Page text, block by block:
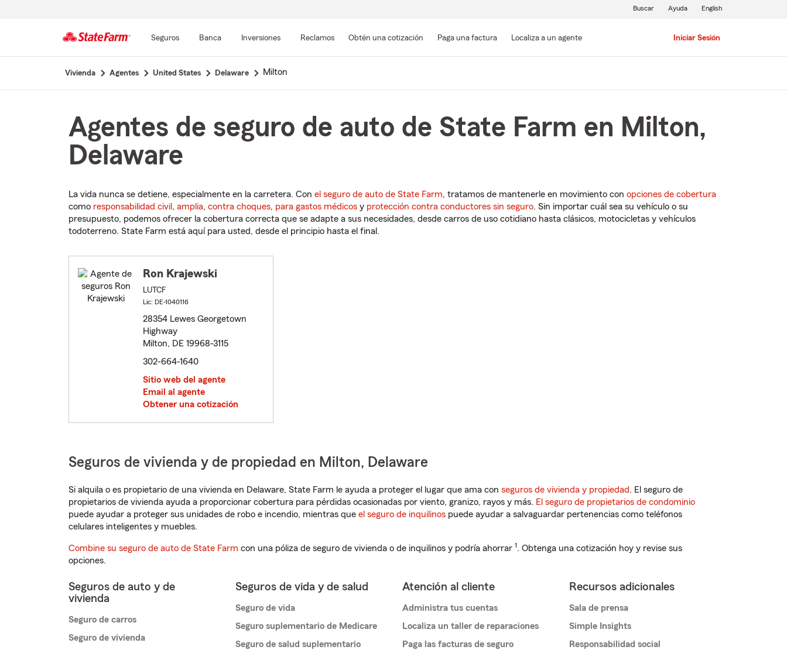
contenido
Seguros Banca Inversiones Reclamos Obtén una cotización Paga una factura Localiza a un agente Iniciar Sesión
Buscar Ayuda English
Vivienda Agentes United States Delaware Milton
Agentes de seguro de auto de State Farm en Milton,
Delaware
La vida nunca se detiene, especialmente en la carretera. Con el seguro de auto de State Farm, tratamos de mantenerle en movimiento con opciones de cobertura
como responsabilidad civil , amplia, contra choques, para gastos médicos y protección contra conductores sin seguro. Sin importar cuál sea su vehículo o su
presupuesto, podemos ofrecer la cobertura correcta que se adapte a sus necesidades, desde carros de uso cotidiano hasta clásicos, motocicletas y vehículos
todoterreno. State Farm está aquí para usted, desde el principio hasta el final.
Ron Krajewski
LUTCF
Lic: DE-1040116
28354 Lewes Georgetown
Highway
Milton, DE 19968-3115
302-664-1640
Sitio web del agente
Email al agente
Obtener una cotización
Seguros de vivienda y de propiedad en Milton, Delaware
Si alquila o es propietario de una vivienda en Delaware, State Farm le ayuda a proteger el lugar que ama con seguros de vivienda y propiedad. El seguro de
propietarios de vivienda ayuda a proporcionar cobertura para pérdidas ocasionadas por viento, granizo, rayos y más. El seguro de propietarios de condominio
puede ayudar a proteger sus unidades de robo e incendio, mientras que el seguro de inquilinos puede ayudar a salvaguardar pertenencias como teléfonos
celulares inteligentes y muebles.
Combine su seguro de auto de State Farm con una póliza de seguro de vivienda o de inquilinos y podría ahorrar 1. Obtenga una cotización hoy y revise sus
opciones.
Seguros de auto y de
vivienda
Seguro de carros
Seguro de vivienda
Seguros de vida y de salud
Seguro de vida
Seguro suplementario de Medicare
Seguro de salud suplementario
Atención al cliente
Administra tus cuentas
Localiza un taller de reparaciones
Paga las facturas de seguro
Recursos adicionales
Sala de prensa
Simple Insights
Responsabilidad social